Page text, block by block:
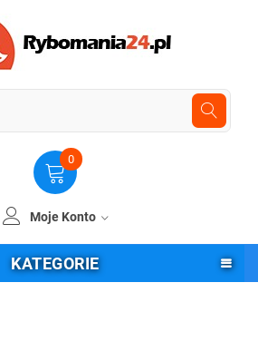
0
Moje Konto
KATEGORIE